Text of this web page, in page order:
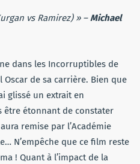
vs Ramirez) » –Michael
dans les Incorruptibles de
de sa carrière. Bien que
glissé un extrait en
étonnant de constater
remise par l’Académie
N’empêche que ce film reste
! Quant à l’impact de la